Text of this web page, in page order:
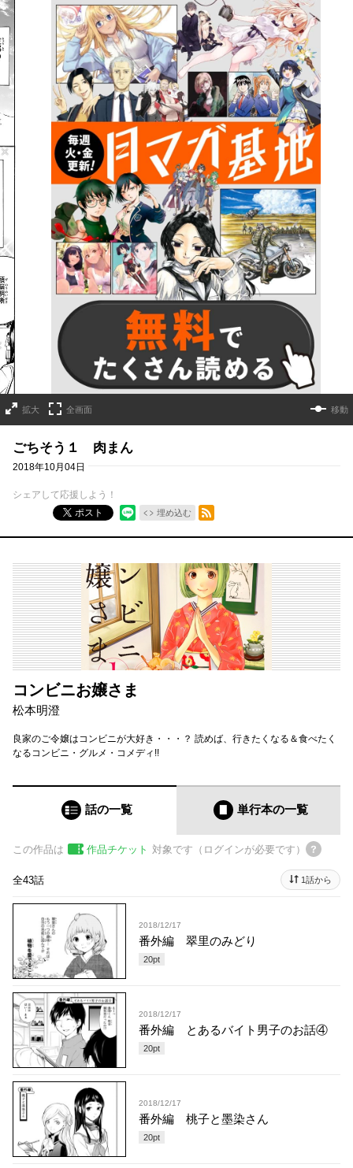
詳細ページへのリンク
拡大 全画面 移動
ごちそう１ 肉まん
2018年10月04日
シェアして応援しよう！
ポスト
埋め込む
RSSフィード
コンビニお嬢さま
松本明澄
良家のご令嬢はコンビニが大好き・・・？ 読めば、行きたくなる＆食べたく
なるコンビニ・グルメ・コメディ!!
話の一覧 単行本の一覧
この作品は 作品チケット 対象です（ログインが必要です）
全43話 1話から
2018/12/17
番外編 翠里のみどり
20pt
2018/12/17
番外編 とあるバイト男子のお話④
20pt
2018/12/17
番外編 桃子と墨染さん
20pt